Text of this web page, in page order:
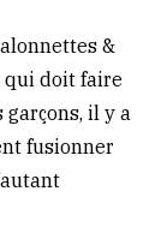
&
qui doit faire
il y a
fusionner